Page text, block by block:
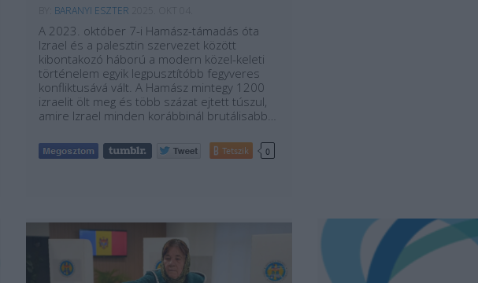
BARANYI ESZTER
A 2023. október 7-i Hamász-támadás óta
Izrael és a palesztin szervezet között
kibontakozó háború a modern közel-keleti
történelem egyik legpusztítóbb fegyveres
konfliktusává vált. A Hamász mintegy 1200
izraelit ölt meg és több százat ejtett túszul,
amire Izrael minden korábbinál brutálisabb…
Tetszik 0